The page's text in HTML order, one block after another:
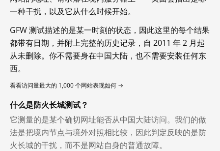
一种干扰，以及它从什么时候开始。
GFW 测试描述的是某一时刻的状态，因此这里的每个结果
都带有日期，并附上完整的历史记录，自 2011 年 2 月起
从未删除。你不需要身在中国大陆，也不需要安装任何东
西。
看看访问量最大的 1,000 个网站表现如何 →
什么是防火长城测试？
它测量的是某个确切网址能否从中国大陆访问。我们的做
法是把境内节点与境外对照相比较，因此判定反映的是防
火长城的干扰，而不是网站自身的普通故障。